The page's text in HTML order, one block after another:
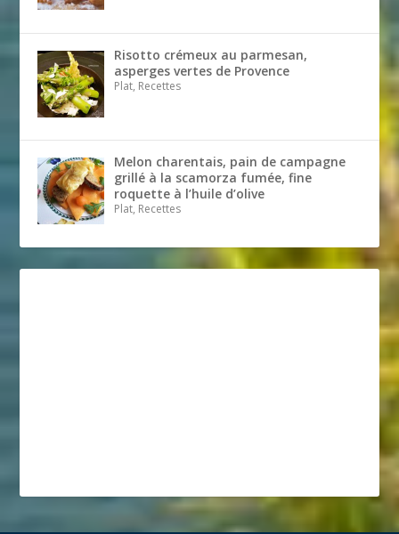
Risotto crémeux au parmesan,
asperges vertes de Provence
Plat, Recettes
Melon charentais, pain de campagne
grillé à la scamorza fumée, fine
roquette à l’huile d’olive
Plat, Recettes